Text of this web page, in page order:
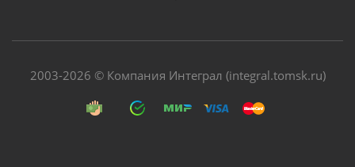
2003-2026 © Компания Интеграл (integral.tomsk.ru)